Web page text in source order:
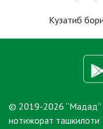
Кузатиб
© 2019-2026 “Мадад”
нотижорат ташкилоти